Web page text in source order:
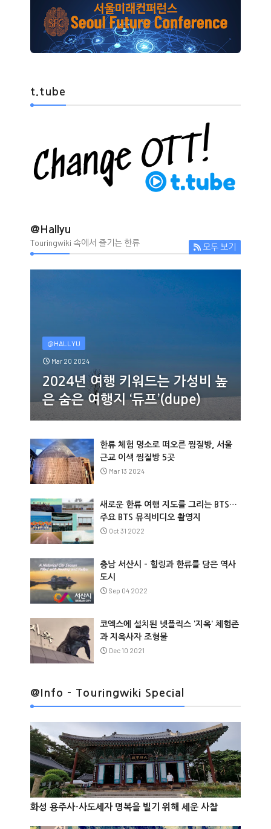
t.tube
@Hallyu
Touringwiki 속에서 즐기는 한류 모두 보기
@HALLYU
Mar 20 2024
2024년 여행 키워드는 가성비 높
은 숨은 여행지 ‘듀프’(dupe)
한류 체험 명소로 떠오른 찜질방, 서울
근교 이색 찜질방 5곳
Mar 13 2024
새로운 한류 여행 지도를 그리는 BTS…
주요 BTS 뮤직비디오 촬영지
Oct 31 2022
충남 서산시 – 힐링과 한류를 담은 역사
도시
Sep 04 2022
코엑스에 설치된 넷플릭스 ‘지옥’ 체험존
과 지옥사자 조형물
Dec 10 2021
@Info - Touringwiki Special
 

@Info
화성 용주사-사도세자 명복을 빌기 위해 세운 사찰
@Info